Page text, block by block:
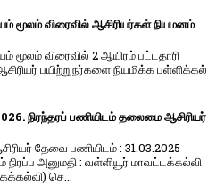
மூலம் விரைவில் ஆசிரியர்கள் நியமனம்
மூலம் விரை​வில் 2 ஆயிரம் பட்​ட​தாரி
பயிற்றுநர்​களை நியமிக்க பள்​ளிக்​கல்​
நிரந்தரப் பணியிடம் தலைமை ஆசிரியர்
தேவை பணியிடம் : 31.03.2025
நிரப்ப அனுமதி : வள்ளியூர் மாவட்டக்கல்வி
செ...